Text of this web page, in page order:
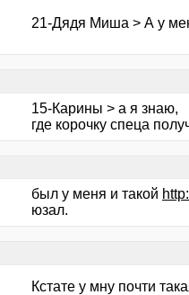
21-Дядя Миша > А у
15-Карины > а я знаю,
где корочку спеца
был у меня и такой
юзал.
Кстате у мну почти